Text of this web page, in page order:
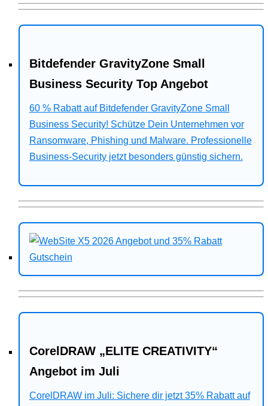
Bitdefender GravityZone Small
Business Security Top Angebot
60 % Rabatt auf Bitdefender GravityZone Small
Business Security! Schütze Dein Unternehmen vor
Ransomware, Phishing und Malware. Professionelle
Business-Security jetzt besonders günstig sichern.
CorelDRAW „ELITE CREATIVITY“
Angebot im Juli
CorelDRAW im Juli: Sichere dir jetzt 35% Rabatt auf